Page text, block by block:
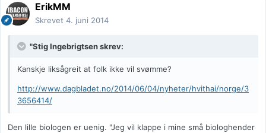
ErikMM
Skrevet 4. juni 2014
"Stig Ingebrigtsen skrev:
Kanskje liksågreit at folk ikke vil svømme?
http://www.dagbladet.no/2014/06/04/nyheter/hvithai/norge/3
3656414/
Den lille biologen er uenig. "Jeg vil klappe i mine små biologhender